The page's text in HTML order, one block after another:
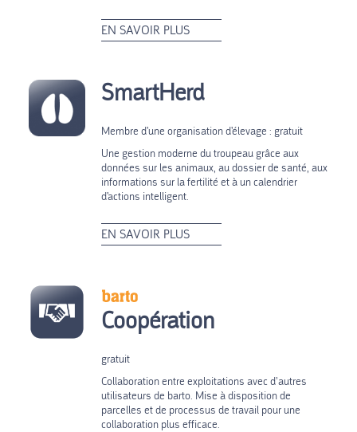
EN SAVOIR PLUS
SmartHerd
Membre d'une organisation d'élevage : gratuit
Une gestion moderne du troupeau grâce aux
données sur les animaux, au dossier de santé, aux
informations sur la fertilité et à un calendrier
d'actions intelligent.
EN SAVOIR PLUS
Coopération
gratuit
Collaboration entre exploitations avec d’autres
utilisateurs de barto. Mise à disposition de
parcelles et de processus de travail pour une
collaboration plus efficace.